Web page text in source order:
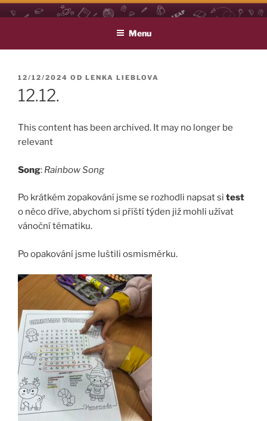
Přejít
k
webu
LEAP
Life Long English Achievement Project
Menu
PUBLIKOVÁNO
12/12/2024 OD LENKA LIEBLOVA
12.12.
This content has been archived. It may no longer be
relevant
Song: Rainbow Song
Po krátkém zopakování jsme se rozhodli napsat si test
o něco dříve, abychom si příští týden již mohli užívat
vánoční tématiku.
Po opakování jsme luštili osmisměrku.